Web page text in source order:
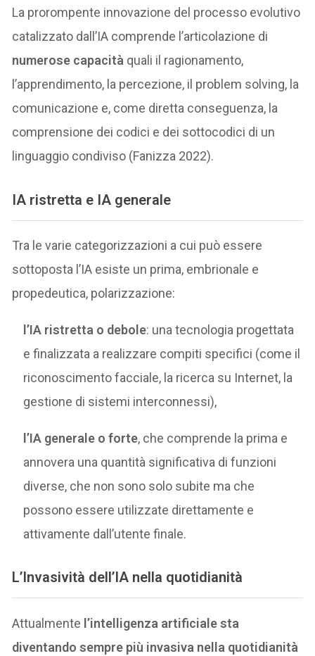
La prorompente innovazione del processo evolutivo
catalizzato dall’IA comprende l’articolazione di
numerose capacità quali il ragionamento,
l’apprendimento, la percezione, il problem solving, la
comunicazione e, come diretta conseguenza, la
comprensione dei codici e dei sottocodici di un
linguaggio condiviso (Fanizza 2022).
IA ristretta e IA generale
Tra le varie categorizzazioni a cui può essere
sottoposta l’IA esiste un prima, embrionale e
propedeutica, polarizzazione:
l’IA ristretta o debole: una tecnologia progettata
e finalizzata a realizzare compiti specifici (come il
riconoscimento facciale, la ricerca su Internet, la
gestione di sistemi interconnessi),
l’IA generale o forte, che comprende la prima e
annovera una quantità significativa di funzioni
diverse, che non sono solo subite ma che
possono essere utilizzate direttamente e
attivamente dall’utente finale.
L’Invasività dell’IA nella quotidianità
Attualmente l’intelligenza artificiale sta
diventando sempre più invasiva nella quotidianità